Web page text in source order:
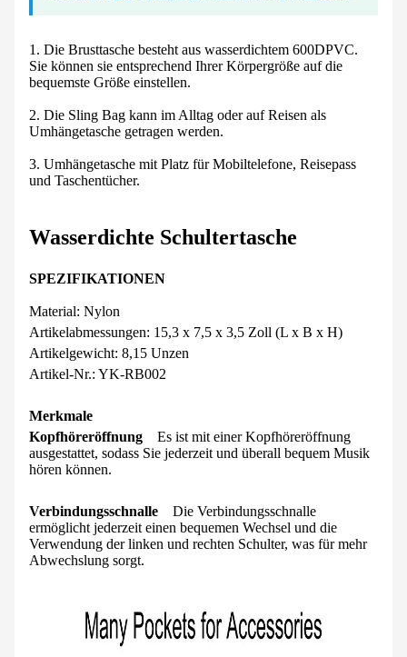
1. Die Brusttasche besteht aus wasserdichtem 600DPVC.
Sie können sie entsprechend Ihrer Körpergröße auf die
bequemste Größe einstellen.
2. Die Sling Bag kann im Alltag oder auf Reisen als
Umhängetasche getragen werden.
3. Umhängetasche mit Platz für Mobiltelefone, Reisepass
und Taschentücher.
Wasserdichte Schultertasche
SPEZIFIKATIONEN
Material: Nylon
Artikelabmessungen: 15,3 x 7,5 x 3,5 Zoll (L x B x H)
Artikelgewicht: 8,15 Unzen
Artikel-Nr.: YK-RB002
Merkmale
Kopfhöreröffnung Es ist mit einer Kopfhöreröffnung
ausgestattet, sodass Sie jederzeit und überall bequem Musik
hören können.
Verbindungsschnalle
Die Verbindungsschnalle
ermöglicht jederzeit einen bequemen Wechsel und die
Verwendung der linken und rechten Schulter, was für mehr
Abwechslung sorgt.